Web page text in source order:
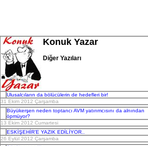
Konuk Yazar
Diğer Yazıları
Ulusalcıların da bölücülerin de hedefleri bir!
31 Ekim 2012 Çarşamba
Büyükerşen neden toptancı AVM yatırımcısını da alnından
öpmüyor?
13 Ekim 2012 Cumartesi
ESKİŞEHİR’E YAZIK EDİLİYOR..
26 Eylül 2012 Çarşamba